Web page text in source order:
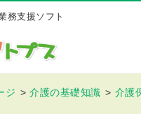
務支援ソフト
ジ 介護の基礎知識 介護